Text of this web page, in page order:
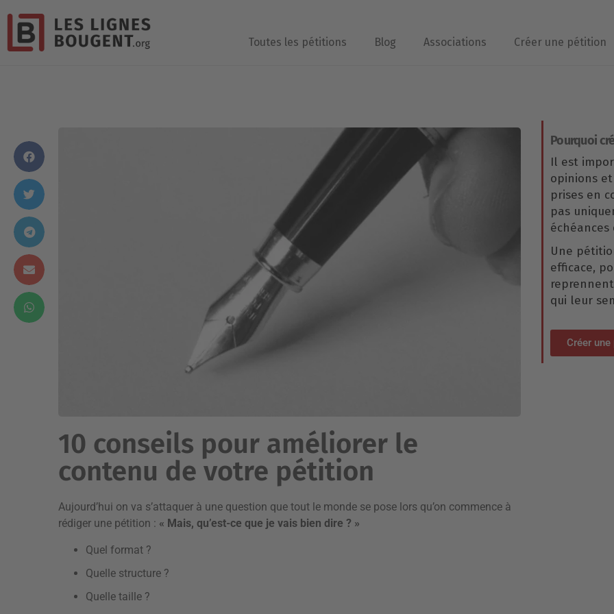
Toutes les pétitions Blog Associations Créer une pétition
10 conseils pour améliorer le
contenu de votre pétition
Aujourd’hui on va s’attaquer à une question que tout le monde se pose lors qu’on commence à
rédiger une pétition : « Mais, qu’est-ce que je vais bien dire ? »
Quel format ?
Quelle structure ?
Quelle taille ?
Pourquoi
Il est
opinions
prises en
pas
Une
efficace,
qui leur
Créer